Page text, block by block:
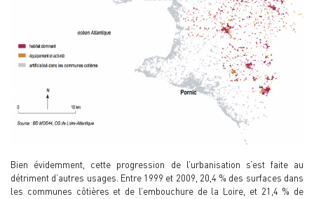
Bien évidemment, cette progression de l’urbanisation s’est faite au
détriment d’autres usages. Entre 1999 et 2009, 20,4 % des surfaces dans
les communes côtières et de l’embouchure de la Loire, et 21,4 % de